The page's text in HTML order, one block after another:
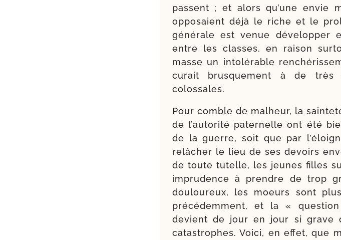
passent ; et alors qu’une envie
oppo­saient déjà le riche et le
géné­rale est venue déve­lop­per
entre les classes, en rai­son
masse un into­lé­rable
cu­rait brus­que­ment à de très
colossales.
Pour comble de mal­heur, la
de l’au­to­ri­té pater­nelle ont été
de la guerre, soit que par
relâ­cher le lieu de ses devoirs
de toute tutelle, les jeunes filles
impru­dence à prendre de trop
dou­lou­reux, les moeurs sont
pré­cé­dem­ment, et la «
devient de jour en jour si grave
catas­trophes. Voici, en effet, que